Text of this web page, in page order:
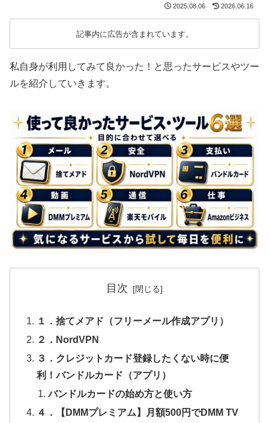
2025.08.06 2026.06.16
記事内に広告が含まれています。
私自身が利用してみて良かった！と思ったサービスやツー
ルを紹介していきます。
目次
１．捨てメアド（フリーメール作成アプリ）
２．NordVPN
３．クレジットカード登録したくない時に便
利！バンドルカード（アプリ）
バンドルカードの始め方と使い方
４．【DMMプレミアム】月額500円でDMM TV